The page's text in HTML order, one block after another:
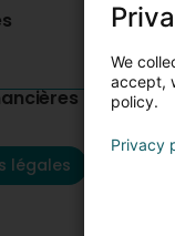
légales
We
accept,
policy.
Privacy